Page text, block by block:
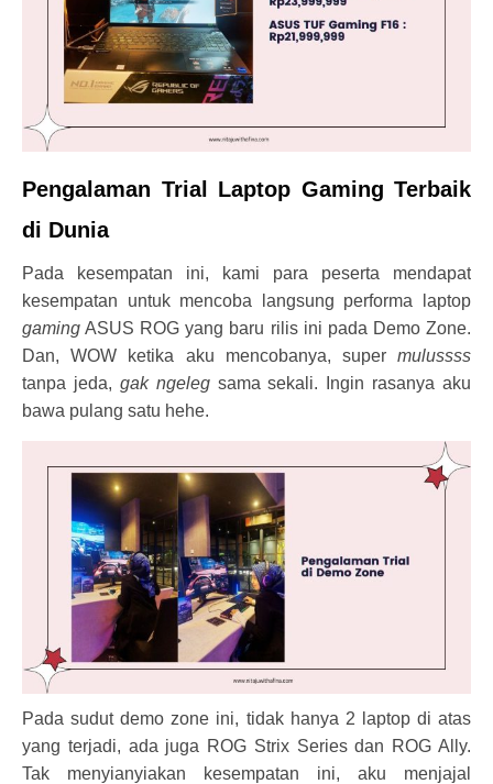
Pengalaman Trial Laptop Gaming Terbaik
di Dunia
Pada kesempatan ini, kami para peserta mendapat
kesempatan untuk mencoba langsung performa laptop
gaming ASUS ROG yang baru rilis ini pada Demo Zone.
Dan, WOW ketika aku mencobanya, super mulussss
tanpa jeda, gak ngelegsama sekali. Ingin rasanya aku
bawa pulang satu hehe.
Pada sudut demo zone ini, tidak hanya 2 laptop di atas
yang terjadi, ada juga ROG Strix Series dan ROG Ally.
Tak menyianyiakan kesempatan ini, aku menjajal